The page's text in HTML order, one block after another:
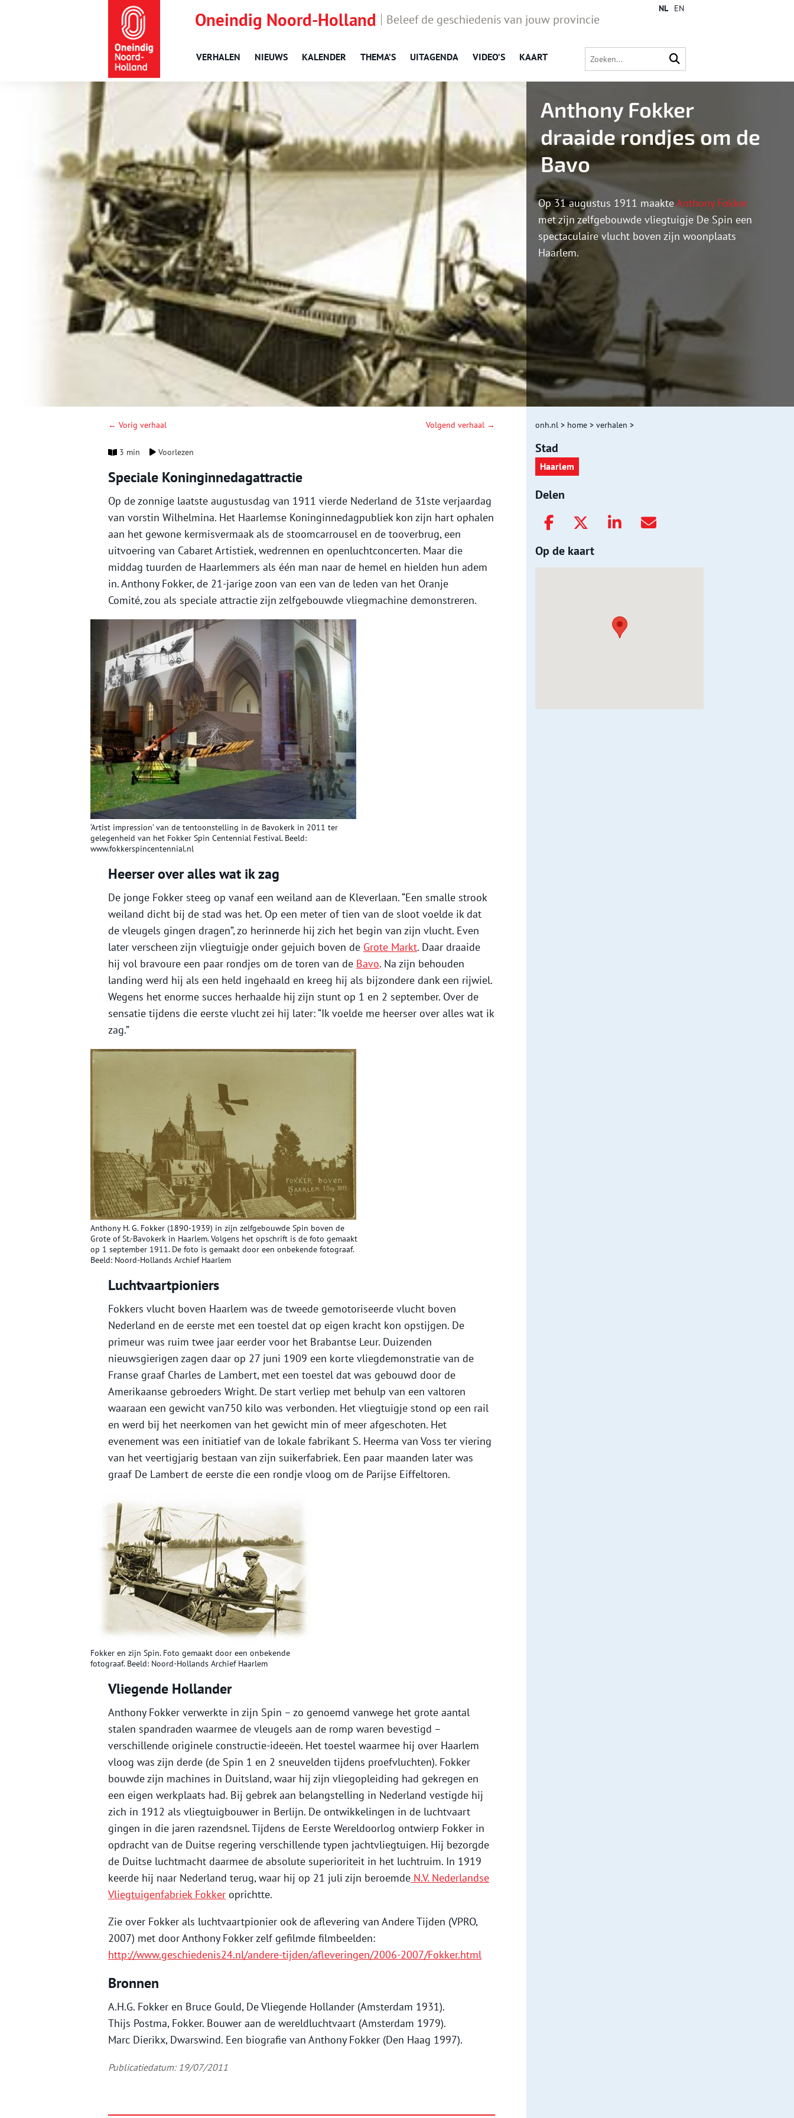
Oneindig Noord-Holland Beleef de geschiedenis van jouw provincie
VERHALEN NIEUWS KALENDER THEMA’S UITAGENDA VIDEO’S KAART
NL EN
Anthony Fokker
draaide rondjes om de
Bavo
Op 31 augustus 1911 maakteAnthony Fokker
met zijn zelfgebouwde vliegtuigje De Spin een
spectaculaire vlucht boven zijn woonplaats
Haarlem.
← Vorig verhaal Volgend verhaal →
3 min Voorlezen
Speciale Koninginnedagattractie
Op de zonnige laatste augustusdag van 1911 vierde Nederland de 31ste verjaardag
van vorstin Wilhelmina. Het Haarlemse Koninginnedagpubliek kon zijn hart ophalen
aan het gewone kermisvermaak als de stoomcarrousel en de tooverbrug, een
uitvoering van Cabaret Artistiek, wedrennen en openluchtconcerten. Maar die
middag tuurden de Haarlemmers als één man naar de hemel en hielden hun adem
in. Anthony Fokker, de 21-jarige zoon van een van de leden van het Oranje
Comité, zou als speciale attractie zijn zelfgebouwde vliegmachine demonstreren.
‘Artist impression’ van de tentoonstelling in de Bavokerk in 2011 ter
gelegenheid van het Fokker Spin Centennial Festival. Beeld:
www.fokkerspincentennial.nl
Heerser over alles wat ik zag
De jonge Fokker steeg op vanaf een weiland aan de Kleverlaan. “Een smalle strook
weiland dicht bij de stad was het. Op een meter of tien van de sloot voelde ik dat
de vleugels gingen dragen”, zo herinnerde hij zich het begin van zijn vlucht. Even
later verscheen zijn vliegtuigje onder gejuich boven de Grote Markt. Daar draaide
hij vol bravoure een paar rondjes om de toren van de Bavo. Na zijn behouden
landing werd hij als een held ingehaald en kreeg hij als bijzondere dank een rijwiel.
Wegens het enorme succes herhaalde hij zijn stunt op 1 en 2 september. Over de
sensatie tijdens die eerste vlucht zei hij later: “Ik voelde me heerser over alles wat ik
zag.”
Anthony H. G. Fokker (1890-1939) in zijn zelfgebouwde Spin boven de
Grote of St.-Bavokerk in Haarlem. Volgens het opschrift is de foto gemaakt
op 1 september 1911. De foto is gemaakt door een onbekende fotograaf.
Beeld: Noord-Hollands Archief Haarlem
Luchtvaartpioniers
Fokkers vlucht boven Haarlem was de tweede gemotoriseerde vlucht boven
Nederland en de eerste met een toestel dat op eigen kracht kon opstijgen. De
primeur was ruim twee jaar eerder voor het Brabantse Leur. Duizenden
nieuwsgierigen zagen daar op 27 juni 1909 een korte vliegdemonstratie van de
Franse graaf Charles de Lambert, met een toestel dat was gebouwd door de
Amerikaanse gebroeders Wright. De start verliep met behulp van een valtoren
waaraan een gewicht van750 kilo was verbonden. Het vliegtuigje stond op een rail
en werd bij het neerkomen van het gewicht min of meer afgeschoten. Het
evenement was een initiatief van de lokale fabrikant S. Heerma van Voss ter viering
van het veertigjarig bestaan van zijn suikerfabriek. Een paar maanden later was
graaf De Lambert de eerste die een rondje vloog om de Parijse Eiffeltoren.
Fokker en zijn Spin. Foto gemaakt door een onbekende
fotograaf. Beeld: Noord-Hollands Archief Haarlem
Vliegende Hollander
Anthony Fokker verwerkte in zijn Spin – zo genoemd vanwege het grote aantal
stalen spandraden waarmee de vleugels aan de romp waren bevestigd –
verschillende originele constructie-ideeën. Het toestel waarmee hij over Haarlem
vloog was zijn derde (de Spin 1 en 2 sneuvelden tijdens proefvluchten). Fokker
bouwde zijn machines in Duitsland, waar hij zijn vliegopleiding had gekregen en
een eigen werkplaats had. Bij gebrek aan belangstelling in Nederland vestigde hij
zich in 1912 als vliegtuigbouwer in Berlijn. De ontwikkelingen in de luchtvaart
gingen in die jaren razendsnel. Tijdens de Eerste Wereldoorlog ontwierp Fokker in
opdracht van de Duitse regering verschillende typen jachtvliegtuigen. Hij bezorgde
de Duitse luchtmacht daarmee de absolute superioriteit in het luchtruim. In 1919
keerde hij naar Nederland terug, waar hij op 21 juli zijn beroemde N.V. Nederlandse
Vliegtuigenfabriek Fokker oprichtte.
Zie over Fokker als luchtvaartpionier ook de aflevering van Andere Tijden (VPRO,
2007) met door Anthony Fokker zelf gefilmde filmbeelden:
http://www.geschiedenis24.nl/andere-tijden/afleveringen/2006-2007/Fokker.html
Bronnen
A.H.G. Fokker en Bruce Gould, De Vliegende Hollander (Amsterdam 1931).
Thijs Postma, Fokker. Bouwer aan de wereldluchtvaart (Amsterdam 1979).
Marc Dierikx, Dwarswind. Een biografie van Anthony Fokker (Den Haag 1997).
Publicatiedatum: 19/07/2011
onh.nl > home > verhalen >
Stad
Haarlem
Delen
Op de kaart